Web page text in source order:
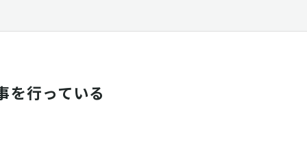
を行っている